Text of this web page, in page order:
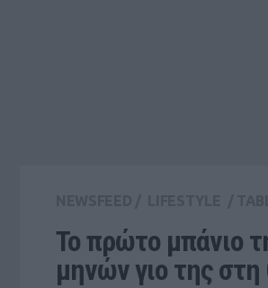
Το πρώτο μπάνιο
μηνών γιο της